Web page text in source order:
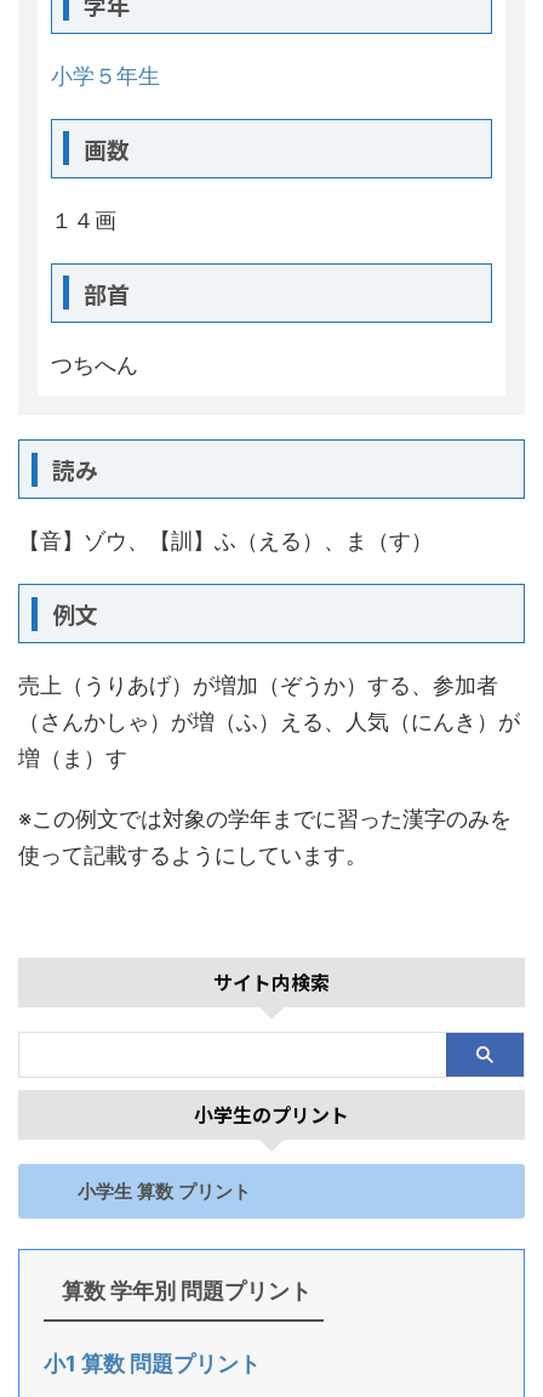
小学５年生
画数
１４画
部首
つちへん
読み
【音】ゾウ、【訓】ふ（える）、ま（す）
例文
売上（うりあげ）が増加（ぞうか）する、参加者
（さんかしゃ）が増（ふ）える、人気（にんき）が
増（ま）す
※この例文では対象の学年までに習った漢字のみを
使って記載するようにしています。
サイト内検索
小学生のプリント
小学生 算数 プリント
算数 学年別 問題プリント
小1 算数 問題プリント